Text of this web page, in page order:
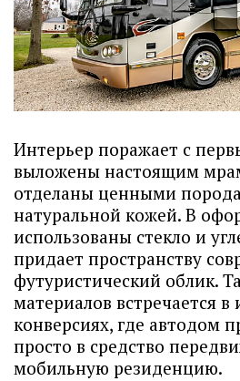
Интерьер поражает с
выложены настоящим
отделаны ценными
натуральной кожей. В
использованы стекло и
придает пространству
футуристический облик.
материалов встречается
конверсиях, где автодом
просто в средство
мобильную резиденцию.